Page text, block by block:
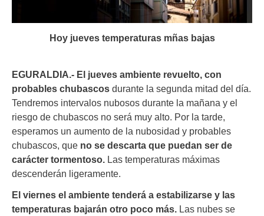
Hoy jueves temperaturas mñas bajas
EGURALDIA.- El jueves ambiente revuelto, con
probables chubascos durante la segunda mitad del día.
Tendremos intervalos nubosos durante la mañana y el
riesgo de chubascos no será muy alto. Por la tarde,
esperamos un aumento de la nubosidad y probables
chubascos, que no se descarta que puedan ser de
carácter tormentoso. Las temperaturas máximas
descenderán ligeramente.
El viernes el ambiente tenderá a estabilizarse y las
temperaturas bajarán otro poco más. Las nubes se